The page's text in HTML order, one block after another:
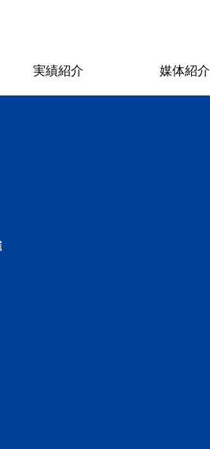
実績紹介 媒体紹介